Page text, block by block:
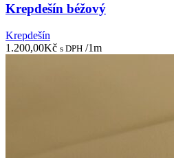
Krepdešín béžový
Krepdešín
1.200,00Kč s DPH /1m